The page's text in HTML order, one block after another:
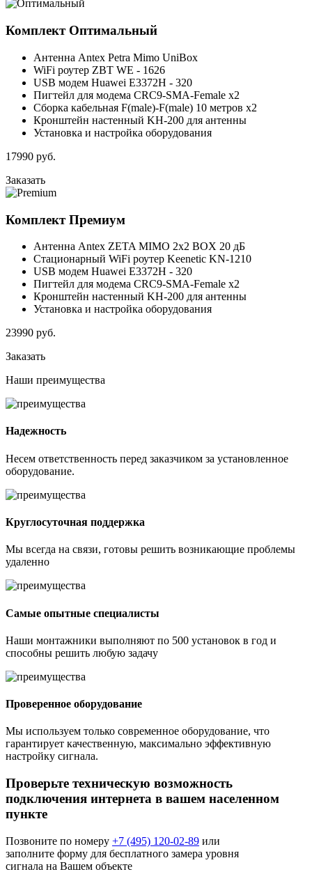
Комплект Оптимальный
Антенна Antex Petra Mimo UniBox
WiFi роутер ZBT WE - 1626
USB модем Huawei E3372H - 320
Пигтейл для модема CRC9-SMA-Female x2
Сборка кабельная F(male)-F(male) 10 метров x2
Кронштейн настенный KH-200 для антенны
Установка и настройка оборудования
17990 руб.
Заказать
КомплектПремиум
Антенна Antex ZETA MIMO 2x2 BOX 20 дБ
Стационарный WiFi роутер Keenetic KN-1210
USB модем Huawei E3372H - 320
Пигтейл для модема CRC9-SMA-Female x2
Кронштейн настенный KH-200 для антенны
Установка и настройка оборудования
23990 руб.
Заказать
Наши преимущества
Надежность
Несем ответственность перед заказчиком за установленное
оборудование.
Круглосуточная поддержка
Мы всегда на связи, готовы решить возникающие проблемы
удаленно
Самые опытные специалисты
Наши монтажники выполняют по 500 установок в год и
способны решить любую задачу
Проверенное оборудование
Мы используем только современное оборудование, что
гарантирует качественную, максимально эффективную
настройку сигнала.
Проверьте техническую возможность
подключения интернета в вашем населенном
пункте
Позвоните по номеру +7 (495) 120-02-89 или
заполните форму для бесплатного замера уровня
сигнала на Вашем объекте